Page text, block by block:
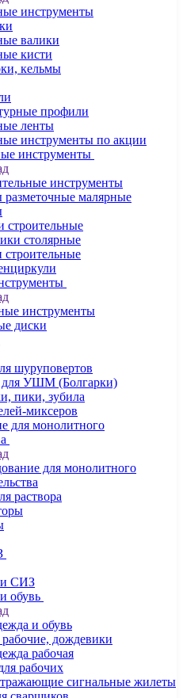
инструменты
валики
кисти
кельмы
профили
ленты
инструменты по акции
инструменты
инструменты
малярные
строительные
столярные
строительные
инструменты
диски
шуруповертов
УШМ (Болгарки)
пики, зубила
миксеров
для монолитного
для монолитного
раствора
и СИЗ
обувь
и обувь
дождевики
рабочая
рабочих
сигнальные жилеты